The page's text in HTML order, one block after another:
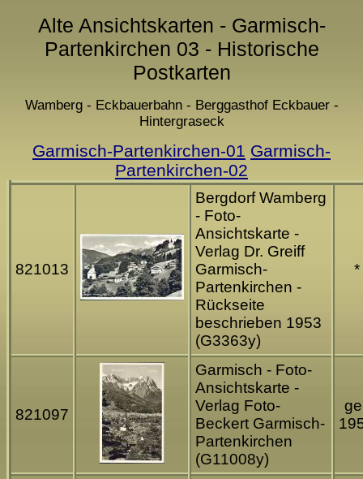
Alte Ansichtskarten - Garmisch-
Partenkirchen 03 - Historische
Postkarten
Wamberg - Eckbauerbahn - Berggasthof Eckbauer -
Hintergraseck
Garmisch-Partenkirchen-01 Garmisch-
Partenkirchen-02
821013
Bergdorf Wamberg
- Foto-
Ansichtskarte -
Verlag Dr. Greiff
Garmisch-
Partenkirchen -
Rückseite
beschrieben 1953
(G3363y)
*
821097
Garmisch - Foto-
Ansichtskarte -
Verlag Foto-
Beckert Garmisch-
Partenkirchen
(G11008y)